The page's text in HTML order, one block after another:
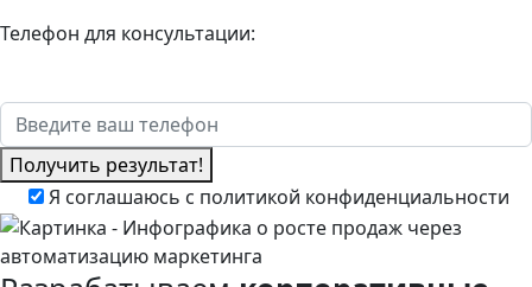
Телефон для консультации:
Получить результат!
Я соглашаюсь с политикой конфиденциальности